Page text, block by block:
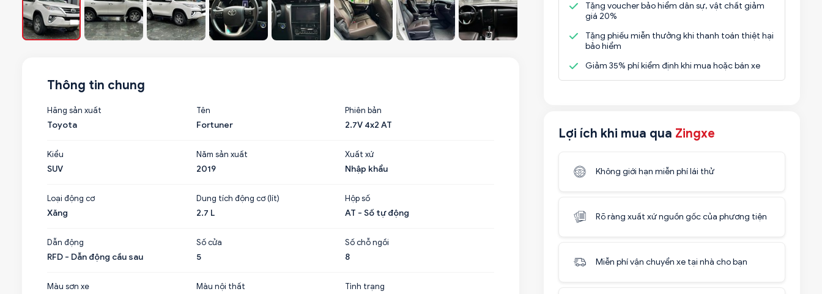
Tặng voucher bảo hiểm dân sự, vật chất giảm
giá 20%
Tặng phiếu miễn thưởng khi thanh toán thiệt hại
bảo hiểm
Giảm 35% phí kiểm định khi mua hoặc bán xe
Lợi ích khi mua qua Zingxe
Không giới hạn miễn phí lái thử
Rõ ràng xuất xứ nguồn gốc của phương tiện
Miễn phí vận chuyển xe tại nhà cho bạn
Thông tin chung
Hãng sản xuất
Toyota
Tên
Fortuner
Phiên bản
2.7V 4x2 AT
Kiểu
SUV
Năm sản xuất
2019
Xuất xứ
Nhập khẩu
Loại động cơ
Xăng
Dung tích động cơ (lít)
2.7 L
Hộp số
AT - Số tự động
Dẫn động
RFD - Dẫn động cầu sau
Số cửa
5
Số chỗ ngồi
8
Màu sơn xe
Màu nội thất
Tình trạng